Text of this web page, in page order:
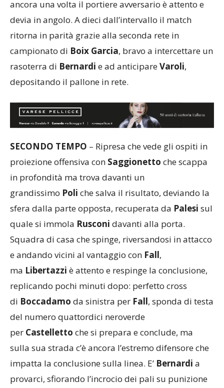
ritorna in parità grazie alla seconda rete in
campionato di
Boix Garcia
, bravo a intercettare un
SECONDO TEMPO– Ripresa che vede gli ospiti in
proiezione offensiva conSaggionetto
in profondità ma trova davanti un
grandissimoPoliche salva il risultato, deviando la
sfera dalla parte opposta, recuperata daPalesi
quale si immola Rusconidavanti alla porta.
Squadra di casa che spinge, riversandosi in attacco
e andando vicini al vantaggio conFall,
maLibertazziè attento e respinge la conclusione,
replicando pochi minuti dopo: perfetto cross
diBoccadamoda sinistra perFall
del numero quattordici neroverde
perCastellettoche si prepara e conclude, ma
sulla sua strada c’è ancora l’estremo difensore che
impatta la conclusione sulla linea. E’ Bernardia